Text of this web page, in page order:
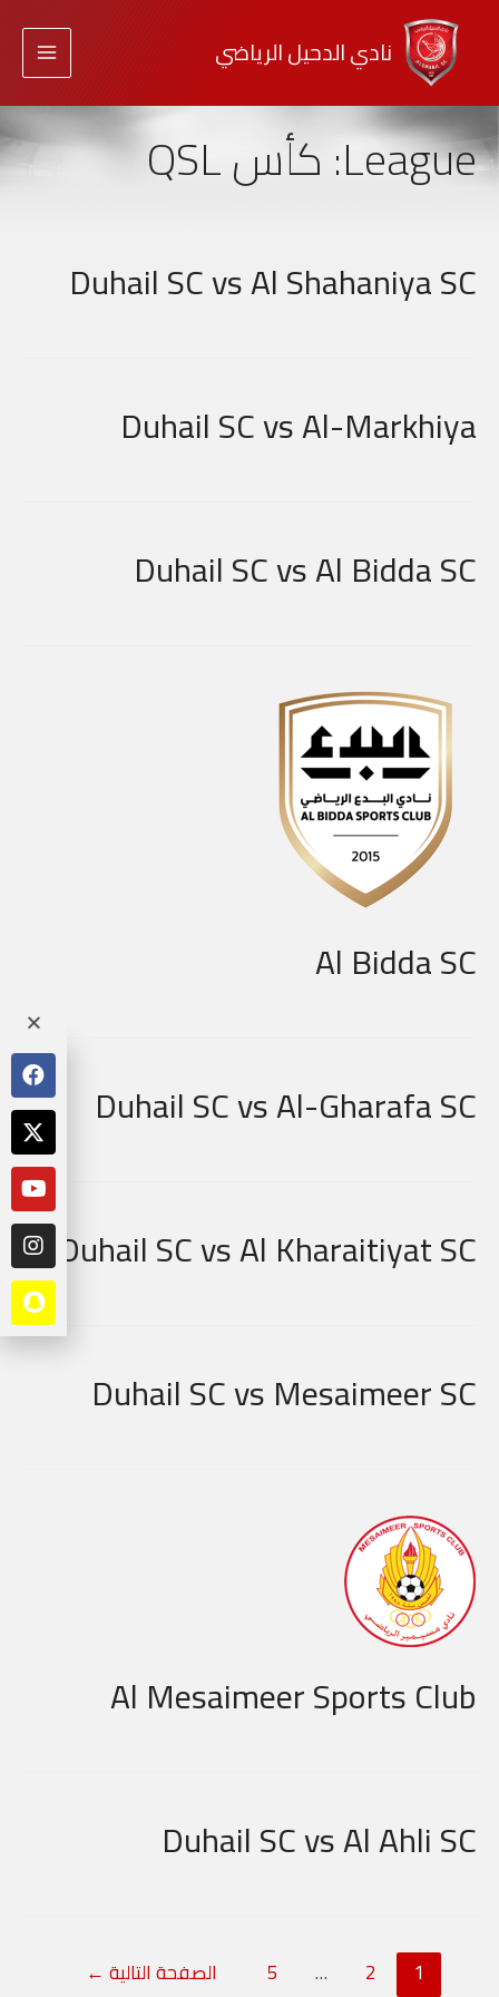
نادي الدحيل الرياضي
League: كأس QSL
Duhail SC vs Al Shahaniya SC
Duhail SC vs Al-Markhiya
Duhail SC vs Al Bidda SC
Al Bidda SC
Duhail SC vs Al-Gharafa SC
Duhail SC vs Al Kharaitiyat SC
Duhail SC vs Mesaimeer SC
Al Mesaimeer Sports Club
Duhail SC vs Al Ahli SC
1
2
…
5 الصفحة التالية ←